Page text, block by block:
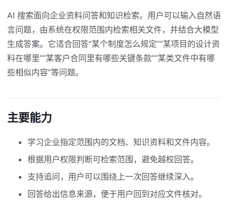
AI 搜索面向企业资料问答和知识检索。用户可以输入自然语
言问题，由系统在权限范围内检索相关文件，并结合大模型
生成答案。它适合回答“某个制度怎么规定”“某项目的设计资
料在哪里”“某客户合同里有哪些关键条款”“某类文件中有哪
些相似内容”等问题。
主要能力
学习企业指定范围内的文档、知识资料和文件内容。
根据用户权限判断可检索范围，避免越权回答。
支持追问，用户可以围绕上一次回答继续深入。
回答给出信息来源，便于用户回到对应文件核对。